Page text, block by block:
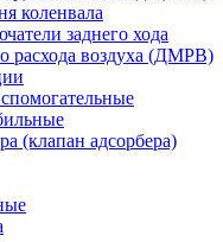
коленвала
заднего хода
расхода воздуха (ДМРВ)
(клапан адсорбера)